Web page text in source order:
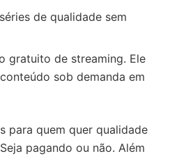
de qualidade sem
gratuito de streaming. Ele
sob demanda em
para quem quer qualidade
pagando ou não. Além